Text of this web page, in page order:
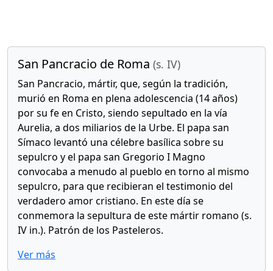
San Pancracio de Roma (s. IV)
San Pancracio, mártir, que, según la tradición,
murió en Roma en plena adolescencia (14 años)
por su fe en Cristo, siendo sepultado en la vía
Aurelia, a dos miliarios de la Urbe. El papa san
Símaco levantó una célebre basílica sobre su
sepulcro y el papa san Gregorio I Magno
convocaba a menudo al pueblo en torno al mismo
sepulcro, para que recibieran el testimonio del
verdadero amor cristiano. En este día se
conmemora la sepultura de este mártir romano (s.
IV in.). Patrón de los Pasteleros.
Ver más